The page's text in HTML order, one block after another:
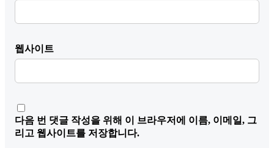
웹사이트
다음 번 댓글 작성을 위해 이 브라우저에 이름, 이메일, 그
리고 웹사이트를 저장합니다.